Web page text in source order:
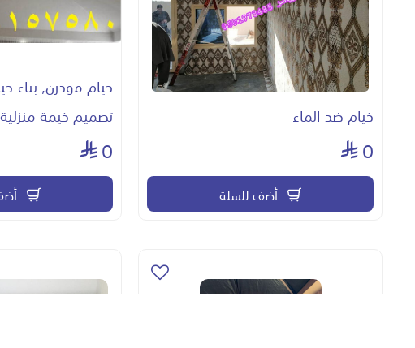
خيام ضد الماء
0
أضف للسلة
خيام مودرن,
تصميم خيمة منزلية
0